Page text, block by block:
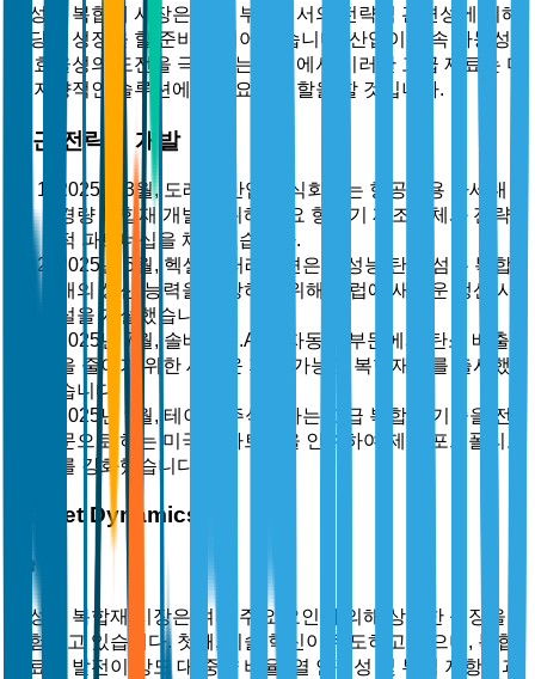
고성능 복합재 시장은 여러 부문에서의 전략적 관련성에 의해
상당한 성장을 할 준비가 되어 있습니다. 산업이 지속 가능성
과 효율성의 도전을 극복하는 과정에서 이러한 고급 재료는 미
래 지향적인 솔루션에서 중요한 역할을 할 것입니다.
최근 전략적 개발
2025년 3월, 도레이 산업 주식회사는 항공기용 차세대
경량 복합재 개발을 위해 주요 항공기 제조업체와 전략
적 파트너십을 체결했습니다.
2025년 5월, 헥셀 코퍼레이션은 고성능 탄소 섬유 복합
재의 생산 능력을 확장하기 위해 유럽에 새로운 생산 시
설을 개설했습니다.
2025년 7월, 솔베이 S.A.는 자동차 부문에서 탄소 배출
을 줄이기 위한 새로운 지속 가능한 복합재료를 출시했
습니다.
2025년 9월, 테이진 주식회사는 고급 복합재 기술을 전
문으로 하는 미국 스타트업을 인수하여 제품 포트폴리오
를 강화했습니다.
Market Dynamics
시장 동력
고성능 복합재 시장은 여러 주요 요인에 의해 상당한 성장을
경험하고 있습니다. 첫째, 기술 혁신이 주도하고 있으며, 복합
재료의 발전이 강도 대 중량 비율, 열 안정성 및 부식 저항성과